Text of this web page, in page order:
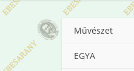
Művészet
EGYA